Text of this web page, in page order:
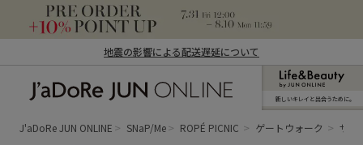
地震の影響による配送遅延について
ン オンライン）
新しいキレイと出合うために。
J'aDoRe JUN ONLINE SNaP/Me ROPÉ PICNIC ゲートウォーク サオ